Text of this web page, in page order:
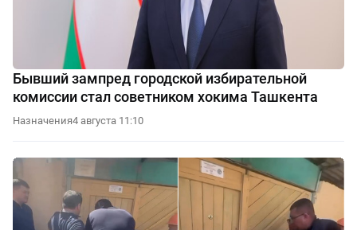
Бывший зампред городской избирательной
комиссии стал советником хокима Ташкента
Назначения4 августа 11:10